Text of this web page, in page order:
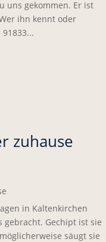
uns gekommen. Er ist
ihn kennt oder
zuhause
in Kaltenkirchen
gebracht. Gechipt ist sie
säugt sie